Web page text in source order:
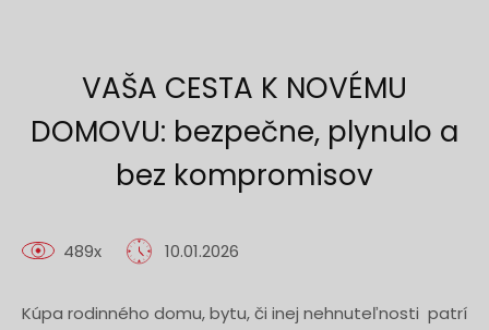
VAŠA CESTA K NOVÉMU
DOMOVU: bezpečne, plynulo a
bez kompromisov
489x 10.01.2026
Kúpa rodinného domu, bytu, či inej nehnuteľnosti patrí